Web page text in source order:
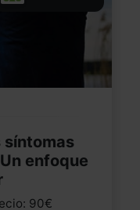
síntomas
enfoque
90€